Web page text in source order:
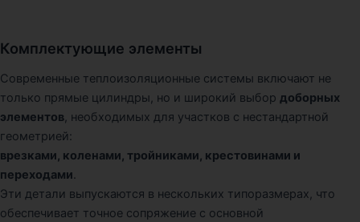
Комплектующие элементы
Современные теплоизоляционные системы включают не
только прямые цилиндры, но и широкий выбор доборных
элементов, необходимых для участков с нестандартной
геометрией:
врезками, коленами, тройниками, крестовинами и
переходами.
Эти детали выпускаются в нескольких типоразмерах, что
обеспечивает точное сопряжение с основной